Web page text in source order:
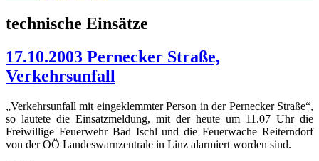
technische Einsätze
17.10.2003 Pernecker Straße,
Verkehrsunfall
„Verkehrsunfall mit eingeklemmter Person in der Pernecker Straße“,
so lautete die Einsatzmeldung, mit der heute um 11.07 Uhr die
Freiwillige Feuerwehr Bad Ischl und die Feuerwache Reiterndorf
von der OÖ Landeswarnzentrale in Linz alarmiert worden sind.